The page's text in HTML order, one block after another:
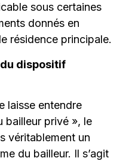
sous certaines
donnés en
résidence principale.
dispositif
laisse entendre
bailleur privé », le
véritablement un
du bailleur. Il s’agit